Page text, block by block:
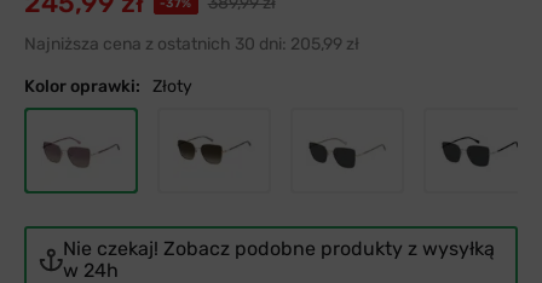
-37%
Najniższa cena z ostatnich 30 dni: 205,99 zł
Kolor oprawki: Złoty
Nie czekaj! Zobacz podobne produkty z wysyłką
w 24h